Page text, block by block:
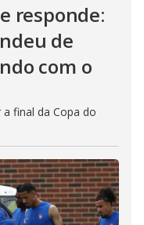
responde:
de
com o
final da Copa do